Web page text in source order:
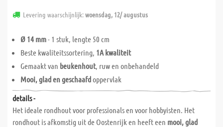
Levering waarschijnlijk:woensdag, 12/ augustus
Ø 14 mm- 1 stuk, lengte 50 cm
Beste kwaliteitssortering, 1A kwaliteit
Gemaakt van beukenhout, ruw en onbehandeld
Mooi, glad en geschaafdoppervlak
details -
Het ideale rondhout voor professionals en voor hobbyisten. Het
rondhout is afkomstig uit de Oostenrijk en heeft een mooi, glad